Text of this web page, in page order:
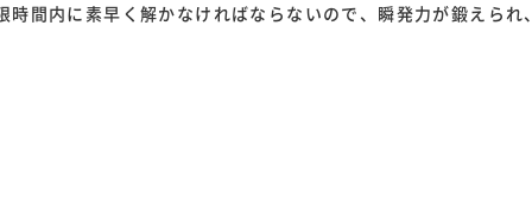
間内に素早く解かなければならないので、瞬発力が鍛えられ、